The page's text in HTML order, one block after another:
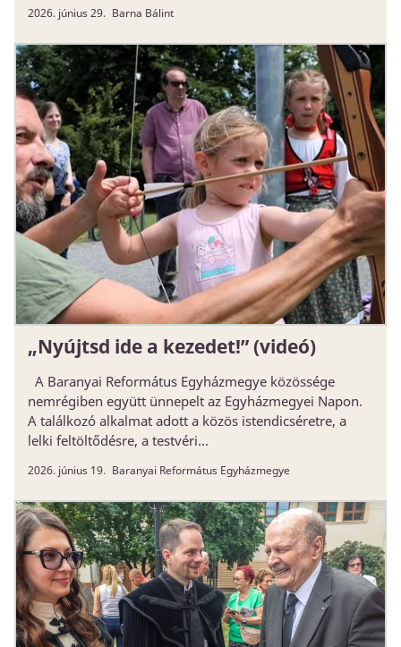
2026. június 29. Barna Bálint
„Nyújtsd ide a kezedet!” (videó)
A Baranyai Református Egyházmegye közössége
nemrégiben együtt ünnepelt az Egyházmegyei Napon.
A találkozó alkalmat adott a közös istendicséretre, a
lelki feltöltődésre, a testvéri...
2026. június 19. Baranyai Református Egyházmegye